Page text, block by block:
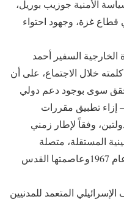
الأمنية جوزيب بوريل،
غزة، وجهود احتواء
السفير أحمد
خلال الاجتماع، على أن
سوى بوجود دعم دولي
إزاء تطبيق مقررات
وفقاً لإطار زمني
المستقلة، متصلة
الأراضي والقابلة للحياة، على حدود عام 1967وعاصمتها القدس
المتعمد للمدنيين